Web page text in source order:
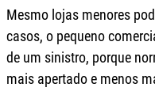
Mesmo lojas menores
casos, o pequeno
de um sinistro, porque
mais apertado e menos